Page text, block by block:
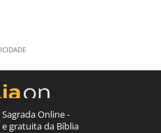
Online -
gratuita da Bíblia